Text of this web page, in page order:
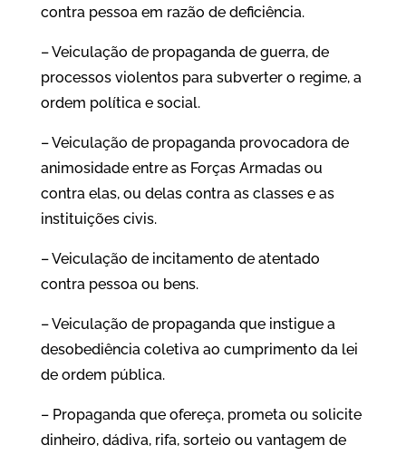
contra pessoa em razão de deficiência.
– Veiculação de propaganda de guerra, de
processos violentos para subverter o regime, a
ordem política e social.
– Veiculação de propaganda provocadora de
animosidade entre as Forças Armadas ou
contra elas, ou delas contra as classes e as
instituições civis.
– Veiculação de incitamento de atentado
contra pessoa ou bens.
– Veiculação de propaganda que instigue a
desobediência coletiva ao cumprimento da lei
de ordem pública.
– Propaganda que ofereça, prometa ou solicite
dinheiro, dádiva, rifa, sorteio ou vantagem de